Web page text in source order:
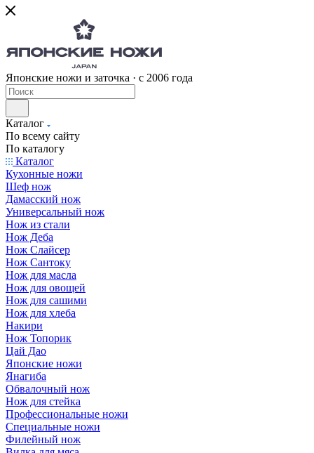
Японские ножи и заточка · с 2006 года
Каталог
По всему сайту
По каталогу
Каталог
Кухонные ножи
Шеф нож
Дамасский нож
Универсальный нож
Нож из стали
Нож Деба
Нож Слайсер
Нож Сантоку
Нож для масла
Нож для овощей
Нож для сашими
Нож для хлеба
Накири
Нож Топорик
Цай Дао
Японские ножи
Янагиба
Обвалочный нож
Нож для стейка
Профессиональные ножи
Специальные ножи
Филейный нож